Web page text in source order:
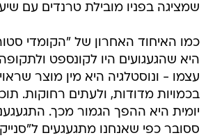
שמציגה בפניו מובילת טרנדים עם
כמו האיחוד האחרון של "הקומדי
היא שהגעגועים היו לקונספט
עצמו - ונוסטלגיה היא מין מוצר
בכמויות מדודות, ולעתים רחוקות.
יומית היא ההפך הגמור מכך.
ססובר כפי שאנחנו מתגעגעים